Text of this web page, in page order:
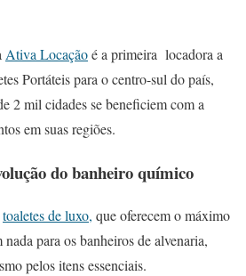
Ativa Locaçãoé a primeira locadora a
Portáteis para o centro-sul do país,
2 mil cidades se beneficiem com a
em suas regiões.
do banheiro químico
toaletes de luxo, que oferecem o máximo
para os banheiros de alvenaria,
pelos itens essenciais.